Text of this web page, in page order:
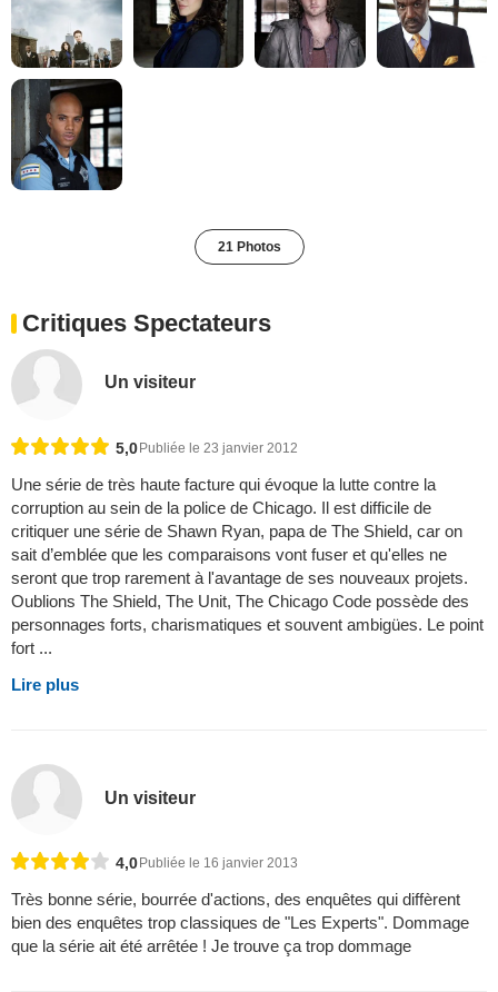
21 Photos
Critiques Spectateurs
Un visiteur
5,0 Publiée le 23 janvier 2012
Une série de très haute facture qui évoque la lutte contre la
corruption au sein de la police de Chicago. Il est difficile de
critiquer une série de Shawn Ryan, papa de The Shield, car on
sait d’emblée que les comparaisons vont fuser et qu'elles ne
seront que trop rarement à l'avantage de ses nouveaux projets.
Oublions The Shield, The Unit, The Chicago Code possède des
personnages forts, charismatiques et souvent ambigües. Le point
fort ...
Lire plus
Un visiteur
4,0 Publiée le 16 janvier 2013
Très bonne série, bourrée d'actions, des enquêtes qui diffèrent
bien des enquêtes trop classiques de "Les Experts". Dommage
que la série ait été arrêtée ! Je trouve ça trop dommage